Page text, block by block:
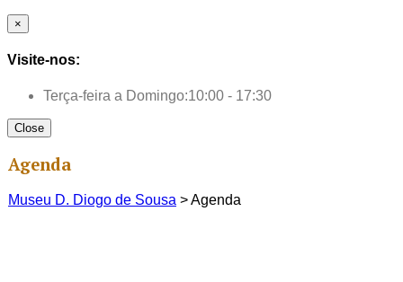
×
Visite-nos:
Terça-feira a Domingo:10:00 - 17:30
Close
Agenda
Museu D. Diogo de Sousa >Agenda